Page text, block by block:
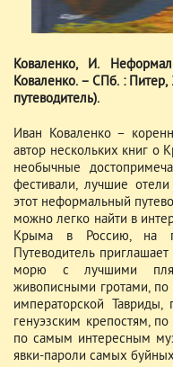
Коваленко, И.
Коваленко. – СПб. :
путеводитель).
Иван Коваленко –
автор нескольких книг о
необычные
фестивали, лучшие
этот неформальный
можно легко найти в
Крыма в Россию, на
Путеводитель
морю с лучшими
живописными гротами,
императорской
генуэзским крепостям,
по самым интересным
явки-пароли самых